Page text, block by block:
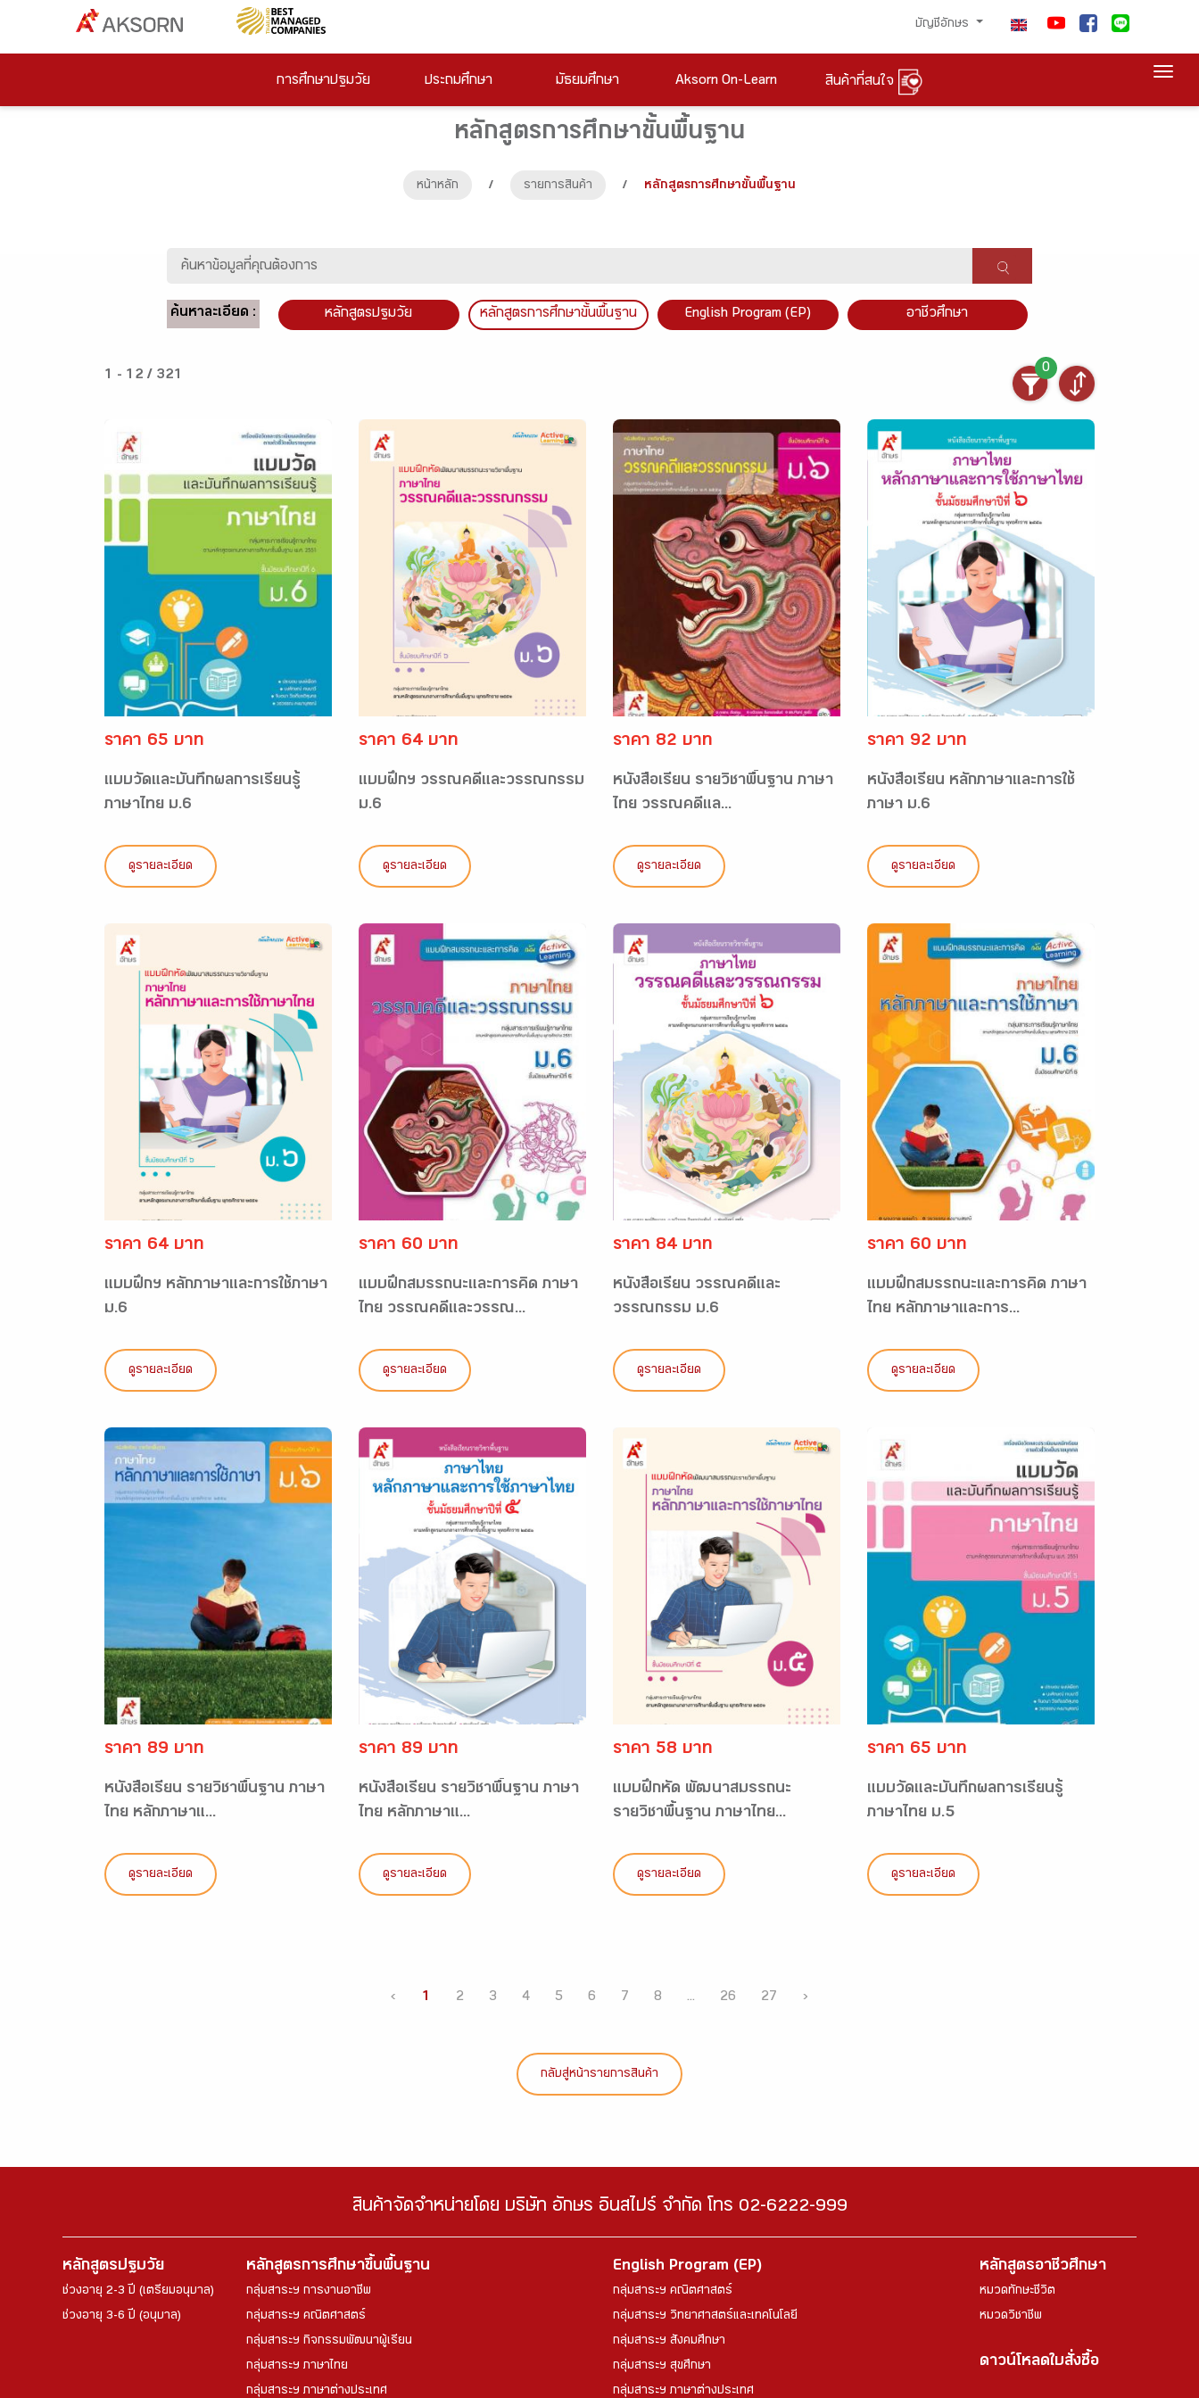
บัญชีอักษร
การศึกษาปฐมวัย ประถมศึกษา มัธยมศึกษา Aksorn On-Learn สินค้าที่สนใจ
หลักสูตรการศึกษาขั้นพื้นฐาน
หน้าหลัก / รายการสินค้า / หลักสูตรการศึกษาขั้นพื้นฐาน
ค้นหาละเอียด : หลักสูตรปฐมวัย หลักสูตรการศึกษาขั้นพื้นฐาน English Program (EP) อาชีวศึกษา
1 - 12 / 321
0
ราคา 65 บาท
แบบวัดและบันทึกผลการเรียนรู้
ภาษาไทย ม.6
ดูรายละเอียด
ราคา 64 บาท
แบบฝึกฯ วรรณคดีและวรรณกรรม
ม.6
ดูรายละเอียด
ราคา 82 บาท
หนังสือเรียน รายวิชาพื้นฐาน ภาษา
ไทย วรรณคดีแล...
ดูรายละเอียด
ราคา 92 บาท
หนังสือเรียน หลักภาษาและการใช้
ภาษา ม.6
ดูรายละเอียด
ราคา 64 บาท
แบบฝึกฯ หลักภาษาและการใช้ภาษา
ม.6
ดูรายละเอียด
ราคา 60 บาท
แบบฝึกสมรรถนะและการคิด ภาษา
ไทย วรรณคดีและวรรณ...
ดูรายละเอียด
ราคา 84 บาท
หนังสือเรียน วรรณคดีและ
วรรณกรรม ม.6
ดูรายละเอียด
ราคา 60 บาท
แบบฝึกสมรรถนะและการคิด ภาษา
ไทย หลักภาษาและการ...
ดูรายละเอียด
ราคา 89 บาท
หนังสือเรียน รายวิชาพื้นฐาน ภาษา
ไทย หลักภาษาแ...
ดูรายละเอียด
ราคา 89 บาท
หนังสือเรียน รายวิชาพื้นฐาน ภาษา
ไทย หลักภาษาแ...
ดูรายละเอียด
ราคา 58 บาท
แบบฝึกหัด พัฒนาสมรรถนะ
รายวิชาพื้นฐาน ภาษาไทย...
ดูรายละเอียด
ราคา 65 บาท
แบบวัดและบันทึกผลการเรียนรู้
ภาษาไทย ม.5
ดูรายละเอียด
‹ 1 2 3 4 5 6 7 8 ... 26 27 ›
กลับสู่หน้ารายการสินค้า
สินค้าจัดจำหน่ายโดย บริษัท อักษร อินสไปร์ จำกัด โทร 02-6222-999
หลักสูตรปฐมวัย
ช่วงอายุ 2-3 ปี (เตรียมอนุบาล)
ช่วงอายุ 3-6 ปี (อนุบาล)
หลักสูตรการศึกษาขึ้นพื้นฐาน
กลุ่มสาระฯ การงานอาชีพ
กลุ่มสาระฯ คณิตศาสตร์
กลุ่มสาระฯ กิจกรรมพัฒนาผู้เรียน
กลุ่มสาระฯ ภาษาไทย
กลุ่มสาระฯ ภาษาต่างประเทศ
English Program (EP)
กลุ่มสาระฯ คณิตศาสตร์
กลุ่มสาระฯ วิทยาศาสตร์และเทคโนโลยี
กลุ่มสาระฯ สังคมศึกษา
กลุ่มสาระฯ สุขศึกษา
กลุ่มสาระฯ ภาษาต่างประเทศ
หลักสูตรอาชีวศึกษา
หมวดทักษะชีวิต
หมวดวิชาชีพ
ดาวน์โหลดใบสั่งซื้อ